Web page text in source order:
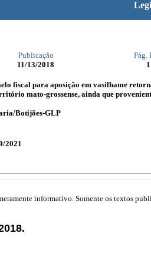
Publicação Pág.
11/13/2018 1
fiscal para aposição em vasilhame
mato-grossense, ainda que
Botijões-GLP
2021
informativo. Somente os textos